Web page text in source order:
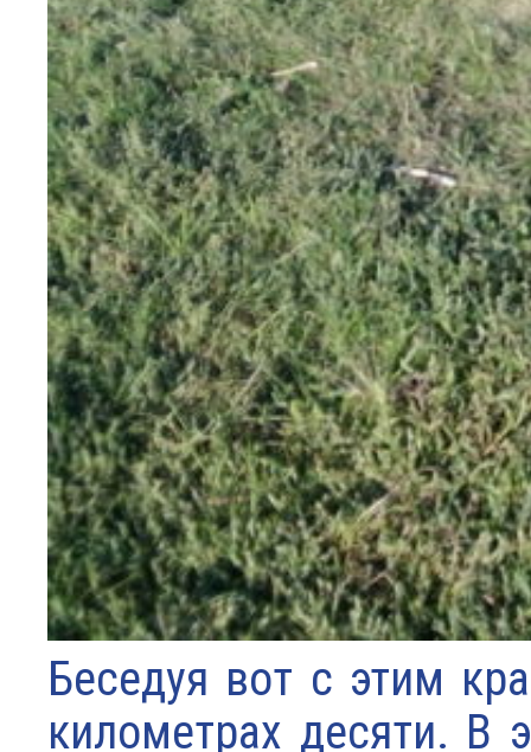
Беседуя вот с этим
километрах десяти. В